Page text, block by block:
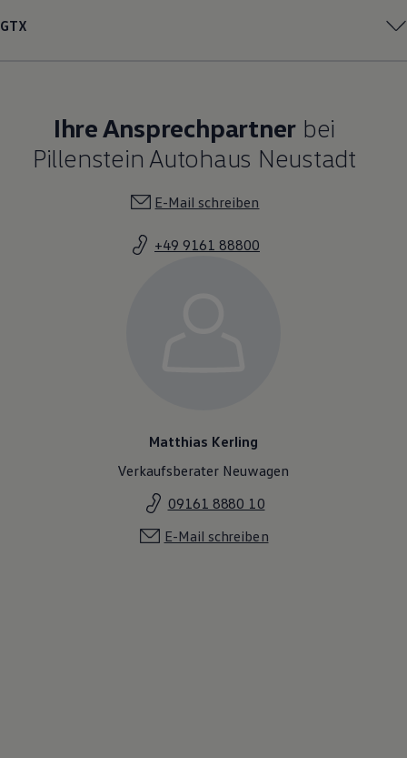
GTX
Ihre Ansprechpartner bei
Pillenstein Autohaus Neustadt
E-Mail schreiben
+49 9161 88800
Matthias Kerling
Verkaufsberater Neuwagen
09161 8880 10
E-Mail schreiben